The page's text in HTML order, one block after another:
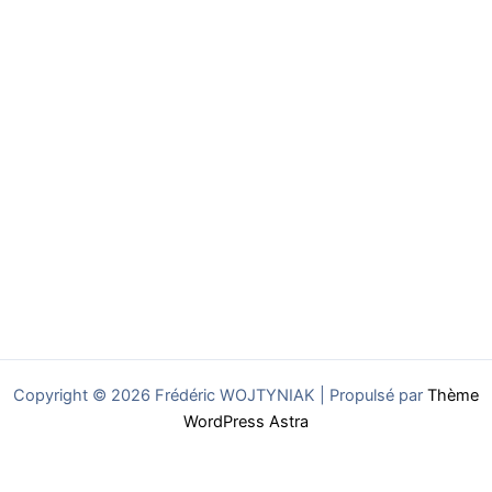
Copyright © 2026 Frédéric WOJTYNIAK | Propulsé par Thème
WordPress Astra